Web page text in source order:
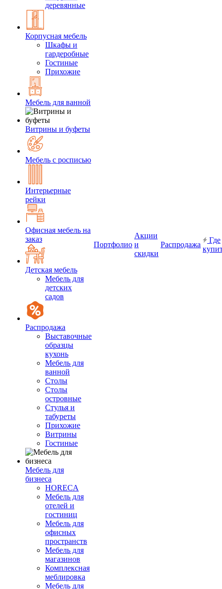
деревянные
Корпусная мебель
Шкафы и
гардеробные
Гостиные
Прихожие
Мебель для ванной
Витрины и буфеты
Мебель с росписью
Интерьерные
рейки
Офисная мебель на
заказ
Детская мебель
Мебель для
детских
садов
Распродажа
Выставочные
образцы
кухонь
Мебель для
ванной
Столы
Столы
островные
Стулья и
табуреты
Прихожие
Витрины
Гостиные
Мебель для
бизнеса
HORECA
Мебель для
отелей и
гостиниц
Мебель для
офисных
пространств
Мебель для
магазинов
Комплексная
меблировка
Мебель для
Портфолио
Акции
и
скидки
Распродажа
Где